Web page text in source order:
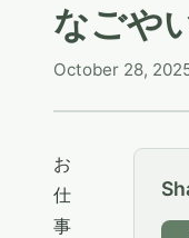
なごや
October 28,
お
仕
事